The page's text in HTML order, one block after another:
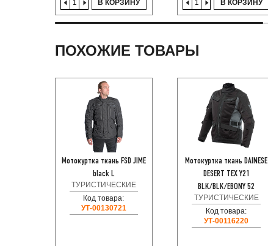
В КОРЗИНУ В КОРЗИНУ
ПОХОЖИЕ ТОВАРЫ
Мотокуртка ткань FSD JIME
black L
ТУРИСТИЧЕСКИЕ
Код товара:
УТ-00130721
Мотокуртка ткань DAINESE
DESERT TEX Y21
BLK/BLK/EBONY 52
ТУРИСТИЧЕСКИЕ
Код товара:
УТ-00116220